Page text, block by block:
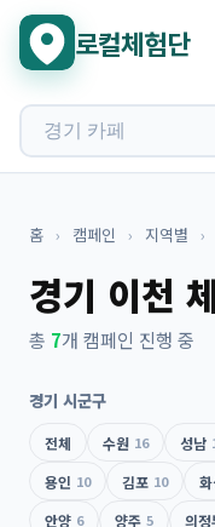
로컬체험단
홈 › 캠페인 › 지역별 ›
경기 이천
총 7개 캠페인 진행 중
경기 시군구
전체 수원 16 성남
용인 10 김포 10
안양 6 양주 5 의정